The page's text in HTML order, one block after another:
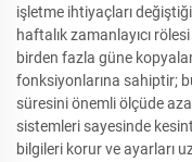
işletme ihtiyaçları
haftalık zamanlayıcı
birden fazla güne
fonksiyonlarına sahiptir;
süresini önemli ölçüde
sistemleri sayesinde
bilgileri korur ve ayarları